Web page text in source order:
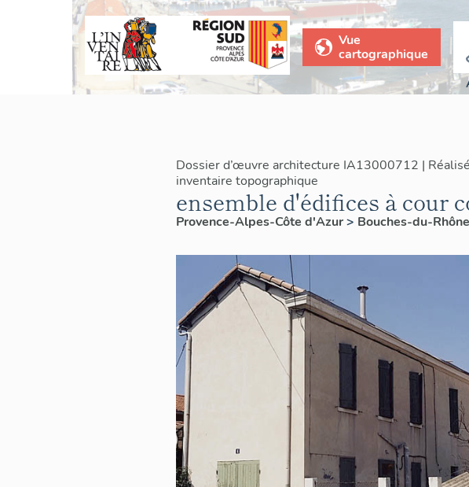
Vue
cartographique
Dossier d’œuvre architecture IA13000712 |
inventaire topographique
ensemble d'édifices à cour
Provence-Alpes-Côte d'Azur> Bouches-du-Rhône